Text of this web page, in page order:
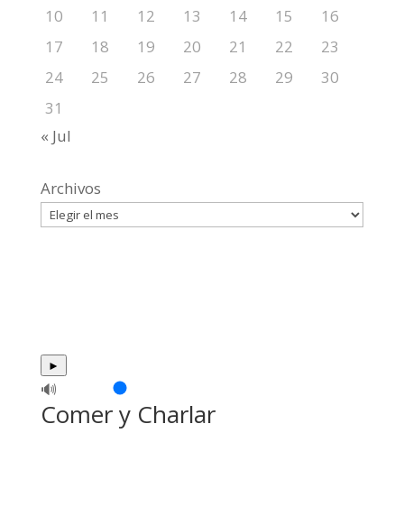
10
11 12 13 14 15
16
17
18 19 20 21 22
23
24
25 26 27 28 29
30
31
« Jul
Archivos
►
🔊
Comer y Charlar